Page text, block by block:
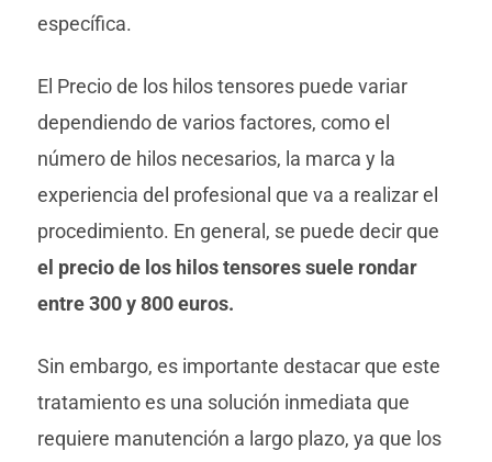
específica.
El Precio de los hilos tensores puede variar
dependiendo de varios factores, como el
número de hilos necesarios, la marca y la
experiencia del profesional que va a realizar el
procedimiento. En general, se puede decir que
el precio de los hilos tensores suele rondar
entre 300 y 800 euros.
Sin embargo, es importante destacar que este
tratamiento es una solución inmediata que
requiere manutención a largo plazo, ya que los